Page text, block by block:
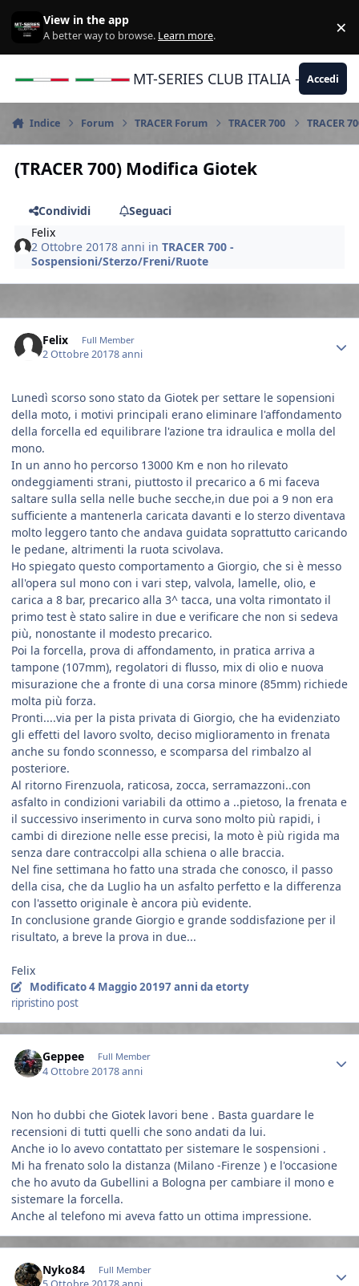
View in the app
A better way to browse. Learn more. ×
MT-SERIES CLUB ITALIA -Accedi
Indice Forum TRACER Forum TRACER 700 TRACER
(TRACER 700) Modifica Giotek
Condividi
Seguaci
Felix
2 Ottobre 20178 anni inTRACER 700 -
Sospensioni/Sterzo/Freni/Ruote
Felix Full Member
2 Ottobre 20178 anni
Lunedì scorso sono stato da Giotek per settare le sopensioni
della moto, i motivi principali erano eliminare l'affondamento
della forcella ed equilibrare l'azione tra idraulica e molla del
mono.
In un anno ho percorso 13000 Km e non ho rilevato
ondeggiamenti strani, piuttosto il precarico a 6 mi faceva
saltare sulla sella nelle buche secche,in due poi a 9 non era
sufficiente a mantenerla caricata davanti e lo sterzo diventava
molto leggero tanto che andava guidata soprattutto caricando
le pedane, altrimenti la ruota scivolava.
Ho spiegato questo comportamento a Giorgio, che si è messo
all'opera sul mono con i vari step, valvola, lamelle, olio, e
carica a 8 bar, precarico alla 3^ tacca, una volta rimontato il
primo test è stato salire in due e verificare che non si sedeva
più, nonostante il modesto precarico.
Poi la forcella, prova di affondamento, in pratica arriva a
tampone (107mm), regolatori di flusso, mix di olio e nuova
misurazione che a fronte di una corsa minore (85mm) richiede
molta più forza.
Pronti....via per la pista privata di Giorgio, che ha evidenziato
gli effetti del lavoro svolto, deciso miglioramento in frenata
anche su fondo sconnesso, e scomparsa del rimbalzo al
posteriore.
Al ritorno Firenzuola, raticosa, zocca, serramazzoni..con
asfalto in condizioni variabili da ottimo a ..pietoso, la frenata e
il successivo inserimento in curva sono molto più rapidi, i
cambi di direzione nelle esse precisi, la moto è più rigida ma
senza dare contraccolpi alla schiena o alle braccia.
Nel fine settimana ho fatto una strada che conosco, il passo
della cisa, che da Luglio ha un asfalto perfetto e la differenza
con l'assetto originale è ancora più evidente.
In conclusione grande Giorgio e grande soddisfazione per il
risultato, a breve la prova in due...
Felix
Modificato4 Maggio 20197 anni da etorty
ripristino post
Geppee Full Member
4 Ottobre 20178 anni
Non ho dubbi che Giotek lavori bene . Basta guardare le
recensioni di tutti quelli che sono andati da lui.
Anche io lo avevo contattato per sistemare le sospensioni .
Mi ha frenato solo la distanza (Milano -Firenze ) e l'occasione
che ho avuto da Gubellini a Bologna per cambiare il mono e
sistemare la forcella.
Anche al telefono mi aveva fatto un ottima impressione.
Nyko84 Full Member